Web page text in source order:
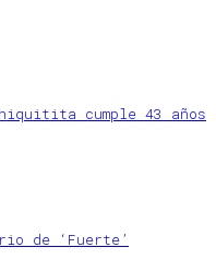
cumple 43 años
de ‘Fuerte’